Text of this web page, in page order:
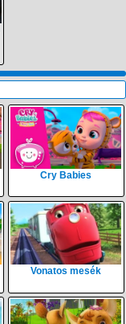
Cry Babies
Vonatos mesék